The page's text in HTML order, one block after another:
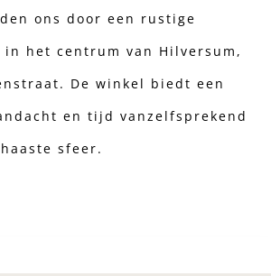
ons door een rustige
het centrum van Hilversum,
De winkel biedt een
en tijd vanzelfsprekend
sfeer.